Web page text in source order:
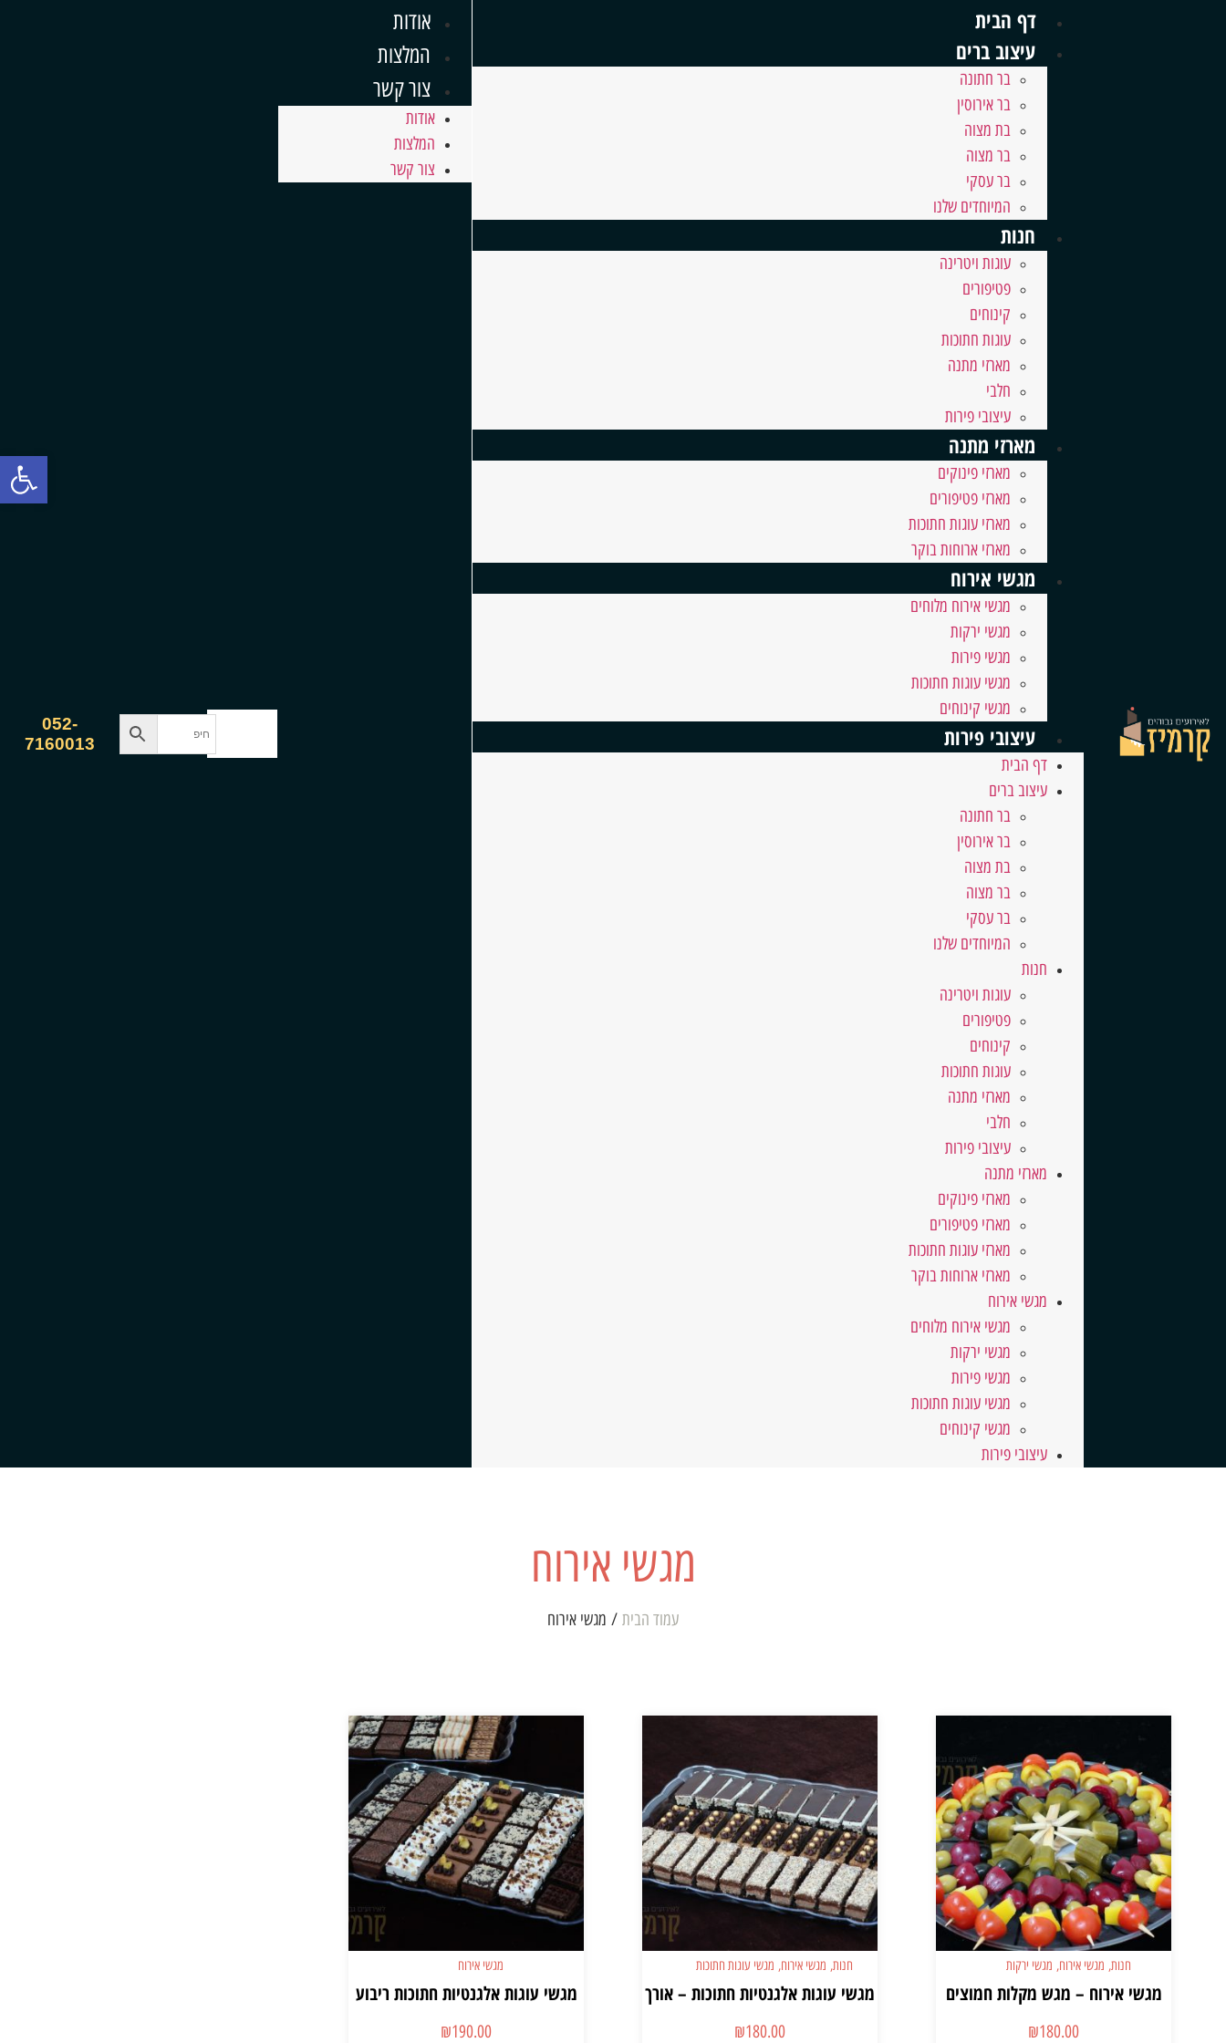
פתח
דף הבית
עיצוב ברים
בר חתונה
בר אירוסין
בת מצוה
בר מצוה
בר עסקי
המיוחדים שלנו
חנות
עוגות ויטרינה
פטיפורים
קינוחים
עוגות חתוכות
מארזי מתנה
חלבי
עיצובי פירות
מארזי מתנה
מארזי פינוקים
מארזי פטיפורים
מארזי עוגות חתוכות
מארזי ארוחות בוקר
מגשי אירוח
מגשי אירוח מלוחים
מגשי ירקות
מגשי פירות
מגשי עוגות חתוכות
מגשי קינוחים
עיצובי פירות
דף הבית
עיצוב ברים
בר חתונה
בר אירוסין
בת מצוה
בר מצוה
בר עסקי
המיוחדים שלנו
חנות
עוגות ויטרינה
פטיפורים
קינוחים
עוגות חתוכות
מארזי מתנה
חלבי
עיצובי פירות
מארזי מתנה
מארזי פינוקים
מארזי פטיפורים
מארזי עוגות חתוכות
מארזי ארוחות בוקר
מגשי אירוח
מגשי אירוח מלוחים
מגשי ירקות
מגשי פירות
מגשי עוגות חתוכות
מגשי קינוחים
עיצובי פירות
אודות
המלצות
צור קשר
אודות
המלצות
צור קשר
052-
7160013
מגשי אירוח
עמוד הבית / מגשי אירוח
חנות, מגשי אירוח, מגשי ירקות
מגשי אירוח – מגש מקלות חמוצים
₪180.00
חנות, מגשי אירוח, מגשי עוגות חתוכות
מגשי עוגות אלגנטיות חתוכות – אורך
₪180.00
מגשי אירוח
מגשי עוגות אלגנטיות חתוכות ריבוע
₪190.00